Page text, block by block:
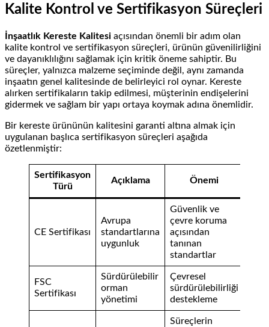
Kalite Kontrol ve Sertifikasyon Süreçleri
İnşaatlık Kereste Kalitesi açısından önemli bir adım olan
kalite kontrol ve sertifikasyon süreçleri, ürünün güvenilirliğini
ve dayanıklılığını sağlamak için kritik öneme sahiptir. Bu
süreçler, yalnızca malzeme seçiminde değil, aynı zamanda
inşaatın genel kalitesinde de belirleyici rol oynar. Kereste
alırken sertifikaların takip edilmesi, müşterinin endişelerini
gidermek ve sağlam bir yapı ortaya koymak adına önemlidir.
Bir kereste ürününün kalitesini garanti altına almak için
uygulanan başlıca sertifikasyon süreçleri aşağıda
özetlenmiştir:
Sertifikasyon
Türü
Açıklama Önemi
CE Sertifikası
Avrupa
standartlarına
uygunluk
Güvenlik ve
çevre koruma
açısından
tanınan
standartlar
FSC
Sertifikası
Sürdürülebilir
orman
yönetimi
Çevresel
sürdürülebilirliği
destekleme
Süreçlerin